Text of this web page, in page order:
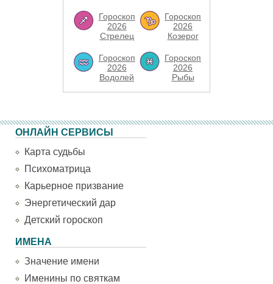
Гороскоп
2026
Стрелец
Гороскоп
2026
Козерог
Гороскоп
2026
Водолей
Гороскоп
2026
Рыбы
ОНЛАЙН СЕРВИСЫ
Карта судьбы
Психоматрица
Карьерное призвание
Энергетический дар
Детский гороскоп
ИМЕНА
Значение имени
Именины по святкам